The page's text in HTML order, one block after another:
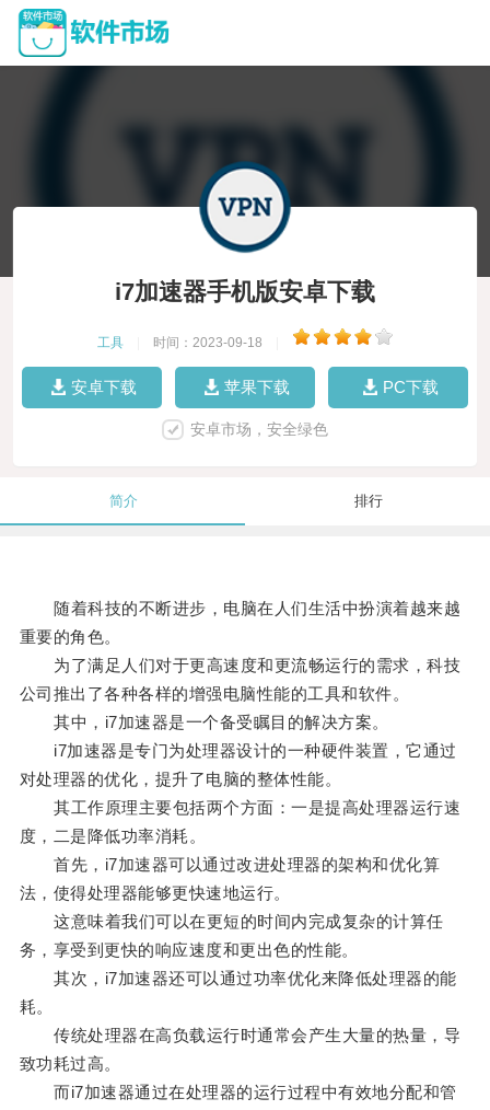
i7加速器手机版安卓下载
工具 时间：2023-09-18
安卓下载 苹果下载 PC下载
安卓市场，安全绿色
简介 排行
随着科技的不断进步，电脑在人们生活中扮演着越来越
重要的角色。
为了满足人们对于更高速度和更流畅运行的需求，科技
公司推出了各种各样的增强电脑性能的工具和软件。
其中，i7加速器是一个备受瞩目的解决方案。
i7加速器是专门为处理器设计的一种硬件装置，它通过
对处理器的优化，提升了电脑的整体性能。
其工作原理主要包括两个方面：一是提高处理器运行速
度，二是降低功率消耗。
首先，i7加速器可以通过改进处理器的架构和优化算
法，使得处理器能够更快速地运行。
这意味着我们可以在更短的时间内完成复杂的计算任
务，享受到更快的响应速度和更出色的性能。
其次，i7加速器还可以通过功率优化来降低处理器的能
耗。
传统处理器在高负载运行时通常会产生大量的热量，导
致功耗过高。
而i7加速器通过在处理器的运行过程中有效地分配和管